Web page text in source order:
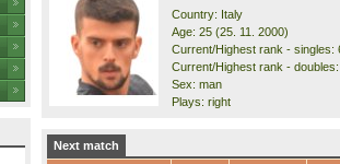
Country: Italy
Age: 25 (25. 11. 2000)
Current/Highest rank - singles:
Current/Highest rank -
Sex: man
Plays: right
Next match